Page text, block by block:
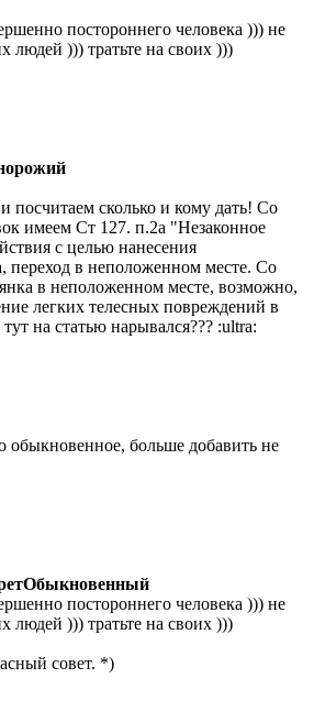
постороннего человека ))) не
людей ))) тратьте на своих )))
посчитаем сколько и кому дать! Со
имеем Ст 127. п.2а "Незаконное
с целью нанесения
переход в неположенном месте. Со
в неположенном месте, возможно,
легких телесных повреждений в
на статью нарывался??? :ultra:
обыкновенное, больше добавить не
постороннего человека ))) не
людей ))) тратьте на своих )))
совет. *)